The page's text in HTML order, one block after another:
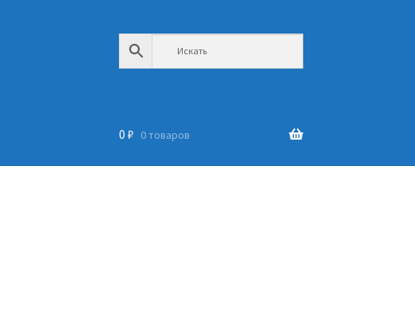
0 ₽ 0 товаров